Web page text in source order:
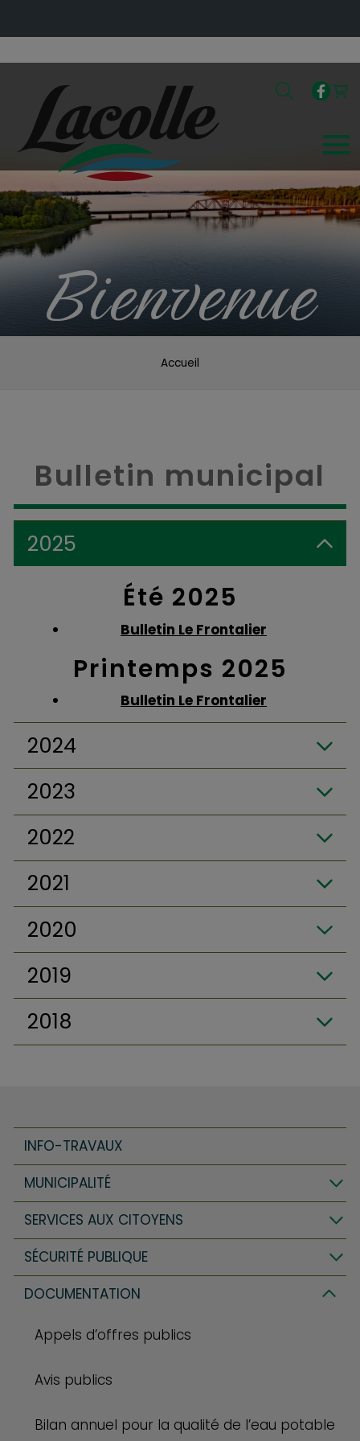
Bienvenue
Accueil
INFO-TRAVAUX
MUNICIPALITÉ
SERVICES AUX CITOYENS
SÉCURITÉ PUBLIQUE
DOCUMENTATION
Appels d’offres publics
Avis publics
Bilan annuel pour la qualité de l’eau potable
Bulletin municipal
2025
Été 2025
Bulletin Le Frontalier
Printemps 2025
Bulletin Le Frontalier
2024
2023
2022
2021
2020
2019
2018